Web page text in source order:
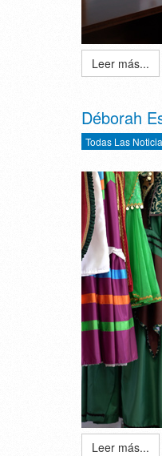
Leer más...
Déborah
Todas Las
Leer más...